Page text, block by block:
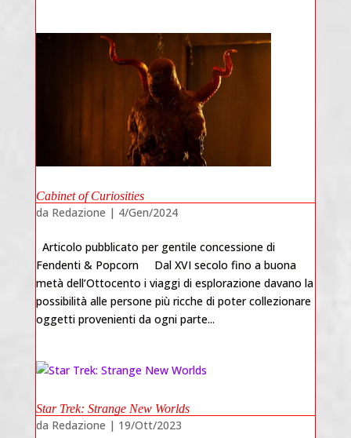
Cabinet of Curiosities
da Redazione | 4/Gen/2024
Articolo pubblicato per gentile concessione di
Fendenti & Popcorn Dal XVI secolo fino a buona
metà dell’Ottocento i viaggi di esplorazione davano la
possibilità alle persone più ricche di poter collezionare
oggetti provenienti da ogni parte...
Star Trek: Strange New Worlds
da Redazione | 19/Ott/2023